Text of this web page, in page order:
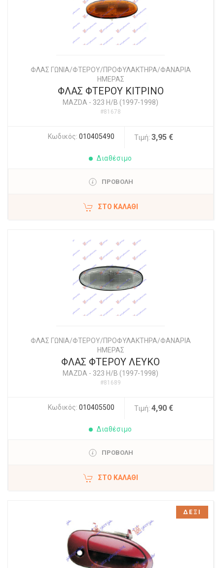
ΦΛΑΣ ΓΩΝΙΑ/ΦΤΕΡΟΥ/ΠΡΟΦΥΛΑΚΤΗΡΑ/ΦΑΝΑΡΙΑ
ΗΜΕΡΑΣ
ΦΛΑΣ ΦΤΕΡΟΥ ΚΙΤΡΙΝΟ
MAZDA - 323 H/B (1997-1998)
#81678
Κωδικός: 010405490 Τιμή: 3,95 €
Διαθέσιμο
ΠΡΟΒΟΛΗ
ΣΤΟ ΚΑΛΆΘΙ
ΦΛΑΣ ΓΩΝΙΑ/ΦΤΕΡΟΥ/ΠΡΟΦΥΛΑΚΤΗΡΑ/ΦΑΝΑΡΙΑ
ΗΜΕΡΑΣ
ΦΛΑΣ ΦΤΕΡΟΥ ΛΕΥΚΟ
MAZDA - 323 H/B (1997-1998)
#81689
Κωδικός: 010405500 Τιμή: 4,90 €
Διαθέσιμο
ΠΡΟΒΟΛΗ
ΣΤΟ ΚΑΛΆΘΙ
ΔΕΞΙ